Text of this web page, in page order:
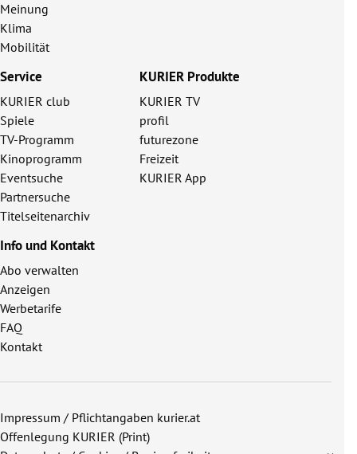
Meinung
Klima
Mobilität
Service
KURIER club
Spiele
TV-Programm
Kinoprogramm
Eventsuche
Partnersuche
Titelseitenarchiv
KURIER Produkte
KURIER TV
profil
futurezone
Freizeit
KURIER App
Info und Kontakt
Abo verwalten
Anzeigen
Werbetarife
FAQ
Kontakt
Impressum / Pflichtangaben kurier.at
Offenlegung KURIER (Print)